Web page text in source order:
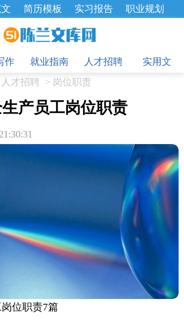
简历模板 实习报告
职业规划
拔 绩效考核 企业文化
结
辞职报告
作 就业指南 人才招聘
实用文
人才招聘 > 岗位职责
产员工岗位职责
位职责7篇